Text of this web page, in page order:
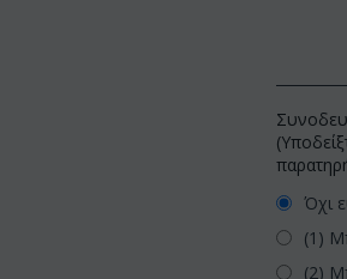
Όχι
(1)
(2)